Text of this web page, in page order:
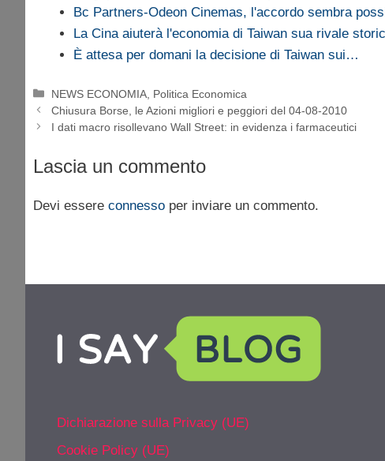
Bc Partners-Odeon Cinemas, l'accordo sembra
La Cina aiuterà l'economia di Taiwan sua rivale
È attesa per domani la decisione di Taiwan sui…
Categorie
NEWS ECONOMIA Politica Economica
Chiusura Borse, le Azioni migliori e peggiori del 04-08-2010
I dati macro risollevano Wall Street: in evidenza i farmaceutici
Lascia un commento
Devi essere connesso per inviare un commento.
Dichiarazione sulla Privacy (UE)
Cookie Policy (UE)